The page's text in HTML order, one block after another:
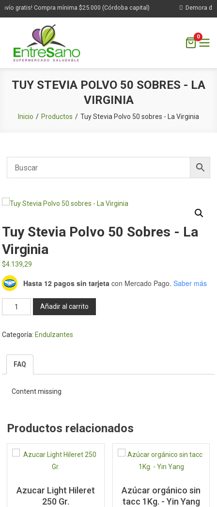
gratis! Compra mínima $25.000 (Córdoba capital) Demora de
0
TUY STEVIA POLVO 50 SOBRES - LA
VIRGINIA
Inicio Productos Tuy Stevia Polvo 50 sobres - La Virginia
Tuy Stevia Polvo 50 Sobres - La
Virginia
$4.139,29
Hasta 12 pagos sin tarjeta con Mercado Pago. Saber más
Stevia
La
Virginia
Añadir al carrito
Categoría: Endulzantes
FAQ
Content missing
Productos relacionados
Azucar Light Hileret
250 Gr.
Azúcar orgánico sin
tacc 1Kg. - Yin Yang